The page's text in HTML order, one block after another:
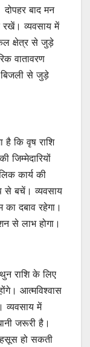
बाद मन
रखें। व्यवसाय में
क्षेत्र से जुड़े
वातावरण
बिजली से जुड़े
है कि वृष राशि
जिम्मेदारियों
कार्य की
से बचें। व्यवसाय
दबाव रहेगा।
से लाभ होगा।
राशि के लिए
आत्मविश्वास
व्यवसाय में
जरूरी है।
हो सकती